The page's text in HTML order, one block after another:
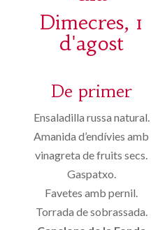
Dimecres, 1
d'agost
De primer
Ensaladilla russa natural.
Amanida d’endívies amb
vinagreta de fruits secs.
Gaspatxo.
Favetes amb pernil.
Torrada de sobrassada.